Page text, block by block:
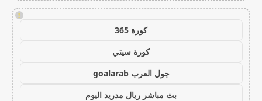
!
كورة 365
كورة سيتي
جول العرب goalarab
بث مباشر ريال مدريد اليوم